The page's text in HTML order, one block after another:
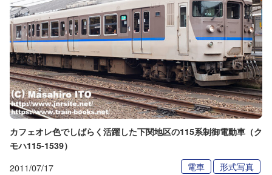
カフェオレ色でしばらく活躍した下関地区の115系制御電動車（ク
モハ115-1539）
2011/07/17 電車 形式写真